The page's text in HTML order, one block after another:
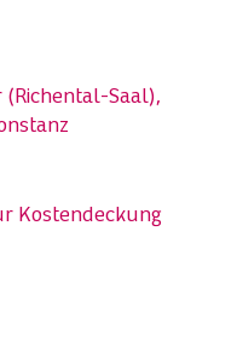
Saal),
Kostendeckung